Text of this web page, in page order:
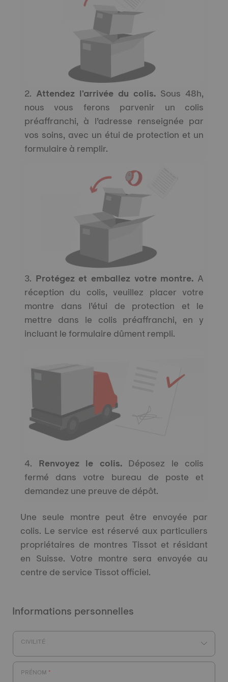
2. Attendez l'arrivée du colis. Sous 48h,
nous vous ferons parvenir un colis
préaffranchi, à l’adresse renseignée par
vos soins, avec un étui de protection et un
formulaire à remplir.
3. Protégez et emballez votre montre. A
réception du colis, veuillez placer votre
montre dans l’étui de protection et le
mettre dans le colis préaffranchi, en y
incluant le formulaire dûment rempli.
4. Renvoyez le colis.Déposez le colis
fermé dans votre bureau de poste et
demandez une preuve de dépôt.
Une seule montre peut être envoyée par
colis. Le service est réservé aux particuliers
propriétaires de montres Tissot et résidant
en Suisse. Votre montre sera envoyée au
centre de service Tissot officiel.
Informations personnelles
CIVILITÉ
PRÉNOM